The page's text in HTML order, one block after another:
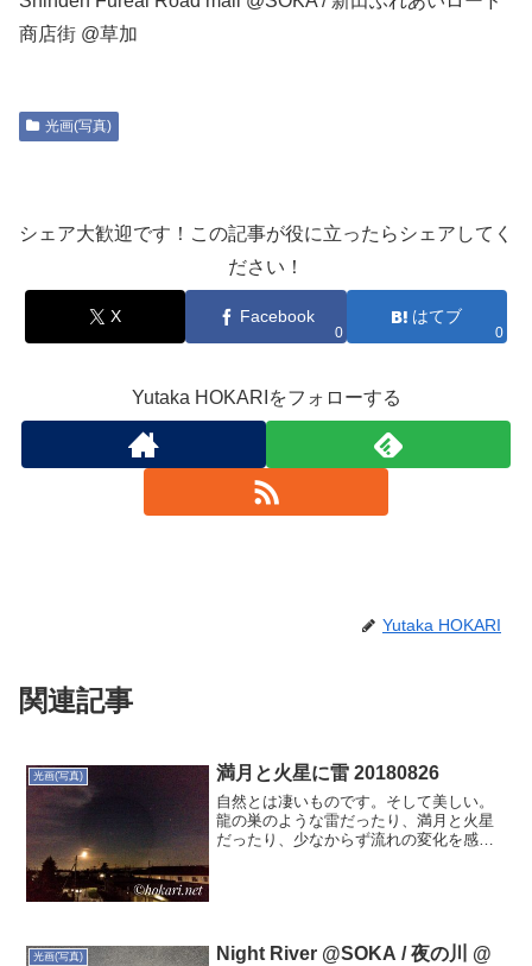
商店街 @草加
光画(写真)
シェア大歓迎です！この記事が役に立ったらシェアしてく
ださい！
X Facebook
0
はてブ
0
Yutaka HOKARIをフォローする
Yutaka HOKARI
関連記事
光画(写真) 満月と火星に雷 20180826
自然とは凄いものです。そして美しい。
龍の巣のような雷だったり、満月と火星
だったり、少なからず流れの変化を感じ
光画(写真)
Night River @SOKA / 夜の川 @